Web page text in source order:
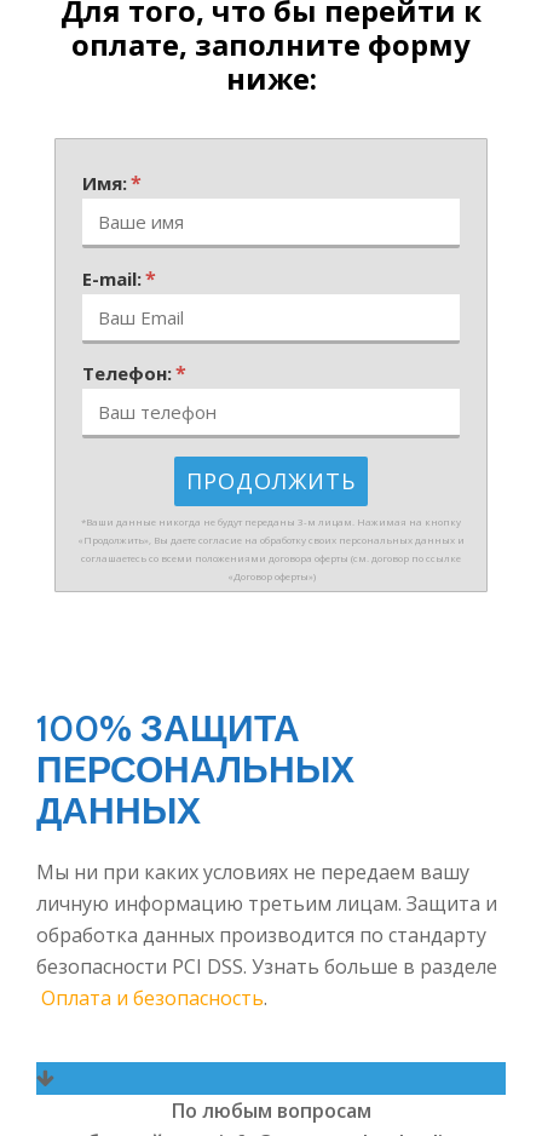
Для того, что бы перейти к
оплате, заполните форму
ниже:
Имя:*
E-mail:*
Телефон:*
*Ваши данные никогда не будут переданы 3-м лицам. Нажимая на кнопку
«Продолжить», Вы даете согласие на обработку своих персональных данных и
соглашаетесь со всеми положениями договора оферты (см. договор по ссылке
«Договор оферты»)
100% ЗАЩИТА
ПЕРСОНАЛЬНЫХ
ДАННЫХ
Мы ни при каких условиях не передаем вашу
личную информацию третьим лицам. Защита и
обработка данных производится по стандарту
безопасности PCI DSS. Узнать больше в разделе
Оплата и безопасность.
По любым вопросам